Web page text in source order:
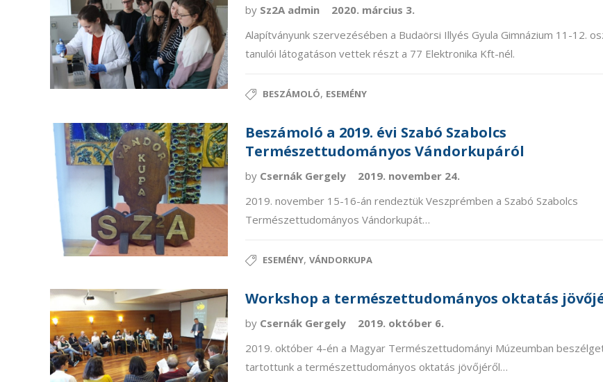
by Sz2A admin
2020. március 3.
Alapítványunk szervezésében a Budaörsi Illyés Gyula Gimnázium 11-12.
tanulói látogatáson vettek részt a 77 Elektronika Kft-nél.
BESZÁMOLÓ, ESEMÉNY
Beszámoló a 2019. évi Szabó Szabolcs
Természettudományos Vándorkupáról
by Csernák Gergely
2019. november 24.
2019. november 15-16-án rendeztük Veszprémben a Szabó Szabolcs
Természettudományos Vándorkupát…
ESEMÉNY,VÁNDORKUPA
Workshop a természettudományos oktatás
by Csernák Gergely
2019. október 6.
2019. október 4-én a Magyar Természettudományi Múzeumban
tartottunk a természettudományos oktatás jövőjéről…